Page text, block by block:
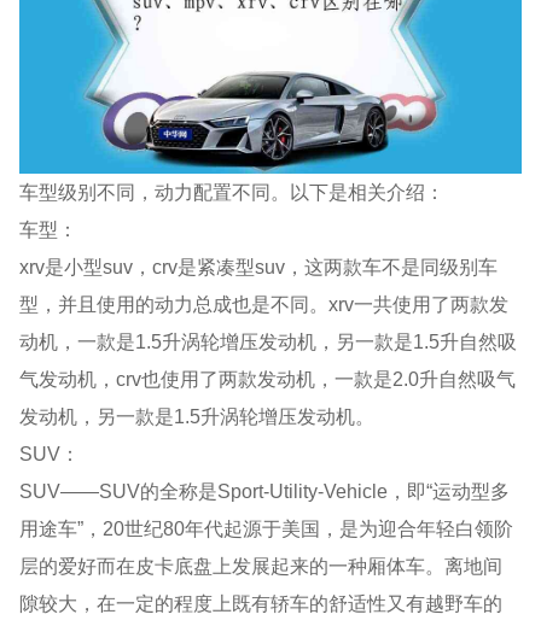
车型级别不同，动力配置不同。以下是相关介绍：
车型：
xrv是小型suv，crv是紧凑型suv，这两款车不是同级别车
型，并且使用的动力总成也是不同。xrv一共使用了两款发
动机，一款是1.5升涡轮增压发动机，另一款是1.5升自然吸
气发动机，crv也使用了两款发动机，一款是2.0升自然吸气
发动机，另一款是1.5升涡轮增压发动机。
SUV：
SUV——SUV的全称是Sport-Utility-Vehicle，即“运动型多
用途车”，20世纪80年代起源于美国，是为迎合年轻白领阶
层的爱好而在皮卡底盘上发展起来的一种厢体车。离地间
隙较大，在一定的程度上既有轿车的舒适性又有越野车的